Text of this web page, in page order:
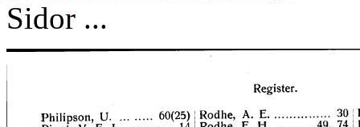
Sidor ...